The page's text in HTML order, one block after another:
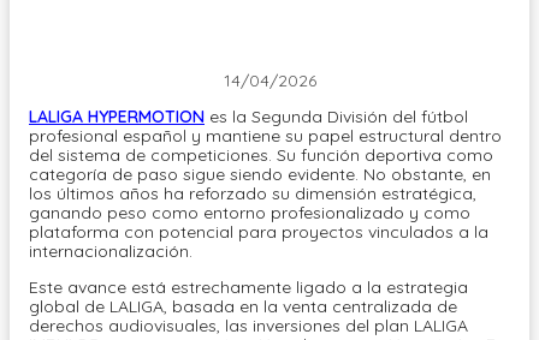
14/04/2026
LALIGA HYPERMOTION es la Segunda División del fútbol
profesional español y mantiene su papel estructural dentro
del sistema de competiciones. Su función deportiva como
categoría de paso sigue siendo evidente. No obstante, en
los últimos años ha reforzado su dimensión estratégica,
ganando peso como entorno profesionalizado y como
plataforma con potencial para proyectos vinculados a la
internacionalización.
Este avance está estrechamente ligado a la estrategia
global de LALIGA, basada en la venta centralizada de
derechos audiovisuales, las inversiones del plan LALIGA